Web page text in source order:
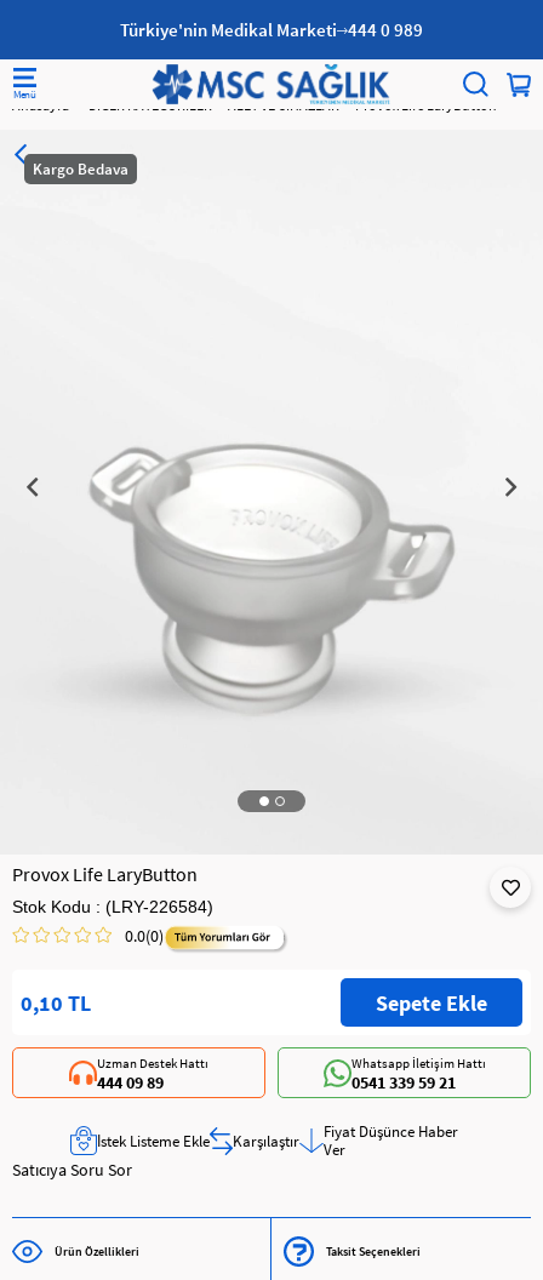
Türkiye'nin Medikal Marketi 444 0 989
Anasayfa DİĞER KATEGORİLER ALET VE CİHAZLAR Provox Life LaryButton
Kargo Bedava
Provox Life LaryButton
Stok Kodu (LRY-226584)
0.0(0)
0,10 TL
Whatsapp İletişim Hattı
0541 339 59 21
Uzman Destek Hattı
444 09 89
İstek Listeme Ekle Karşılaştır
Fiyat Düşünce Haber
Ver
Satıcıya Soru Sor
Ürün Özellikleri Taksit Seçenekleri